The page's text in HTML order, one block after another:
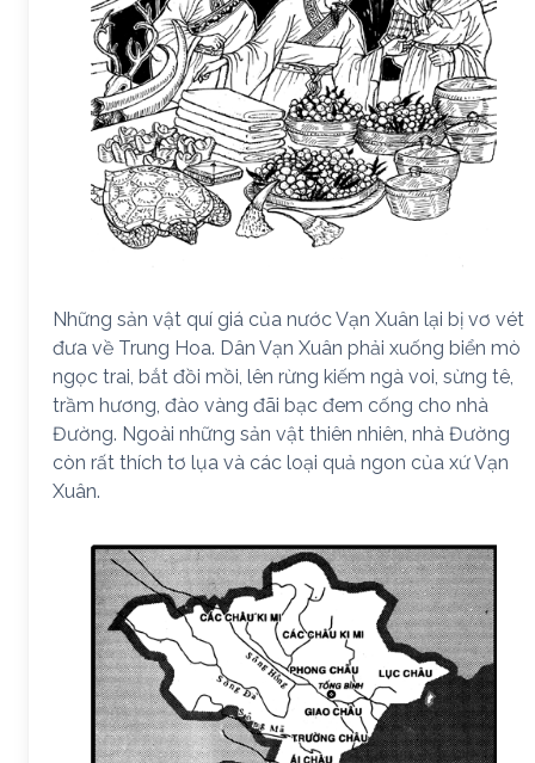
Những sản vật quí giá của nước Vạn Xuân lại bị vơ vét
đưa về Trung Hoa. Dân Vạn Xuân phải xuống biển mò
ngọc trai, bắt đồi mồi, lên rừng kiếm ngà voi, sừng tê,
trầm hương, đào vàng đãi bạc đem cống cho nhà
Đường. Ngoài những sản vật thiên nhiên, nhà Đường
còn rất thích tơ lụa và các loại quả ngon của xứ Vạn
Xuân.